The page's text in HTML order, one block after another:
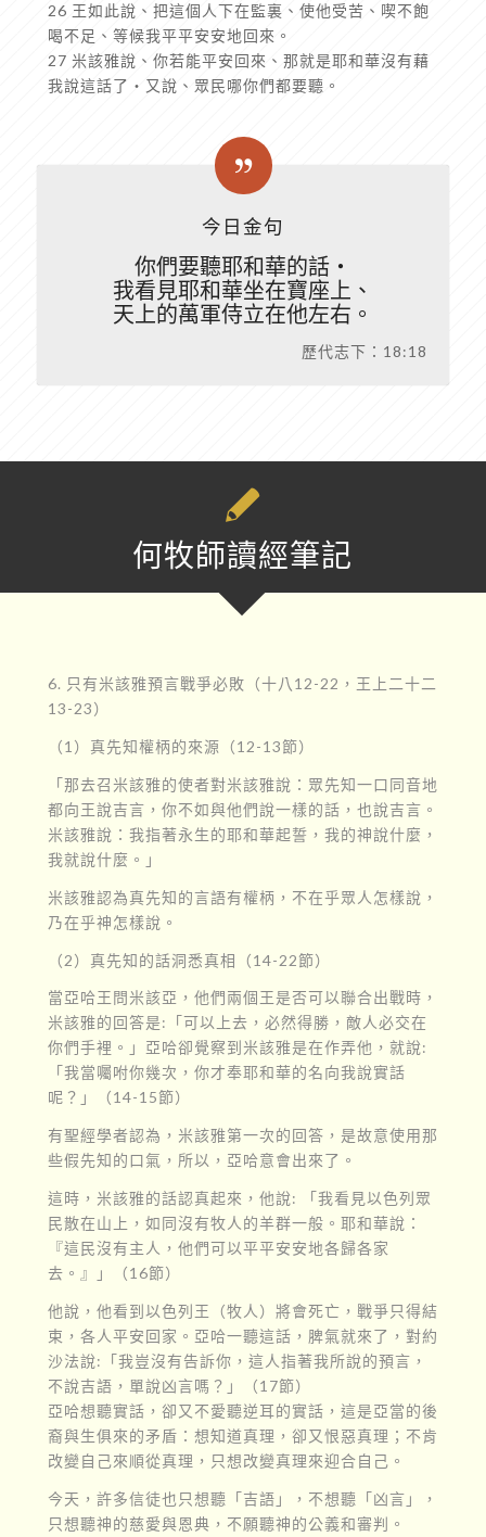
26 王如此說、把這個人下在監裏、使他受苦、喫不飽
喝不足、等候我平平安安地回來。
27 米該雅說、你若能平安回來、那就是耶和華沒有藉
我說這話了‧又說、眾民哪你們都要聽。
今日金句
你們要聽耶和華的話‧
我看見耶和華坐在寶座上、
天上的萬軍侍立在他左右。
歷代志下：18:18
何牧師讀經筆記
6. 只有米該雅預言戰爭必敗（十八12-22，王上二十二
13-23）
（1）真先知權柄的來源（12-13節）
「那去召米該雅的使者對米該雅說：眾先知一口同音地
都向王說吉言，你不如與他們說一樣的話，也說吉言。
米該雅說：我指著永生的耶和華起誓，我的神說什麼，
我就說什麼。」
米該雅認為真先知的言語有權柄，不在乎眾人怎樣說，
乃在乎神怎樣說。
（2）真先知的話洞悉真相（14-22節）
當亞哈王問米該亞，他們兩個王是否可以聯合出戰時，
米該雅的回答是:「可以上去，必然得勝，敵人必交在
你們手裡。」亞哈卻覺察到米該雅是在作弄他，就說:
「我當囑咐你幾次，你才奉耶和華的名向我說實話
呢？」（14-15節）
有聖經學者認為，米該雅第一次的回答，是故意使用那
些假先知的口氣，所以，亞哈意會出來了。
這時，米該雅的話認真起來，他說: 「我看見以色列眾
民散在山上，如同沒有牧人的羊群一般。耶和華說：
『這民沒有主人，他們可以平平安安地各歸各家
去。』」（16節）
他說，他看到以色列王（牧人）將會死亡，戰爭只得結
束，各人平安回家。亞哈一聽這話，脾氣就來了，對約
沙法說:「我豈沒有告訴你，這人指著我所說的預言，
不說吉語，單說凶言嗎？」（17節）
亞哈想聽實話，卻又不愛聽逆耳的實話，這是亞當的後
裔與生俱來的矛盾：想知道真理，卻又恨惡真理；不肯
改變自己來順從真理，只想改變真理來迎合自己。
今天，許多信徒也只想聽「吉語」，不想聽「凶言」，
只想聽神的慈愛與恩典，不願聽神的公義和審判。